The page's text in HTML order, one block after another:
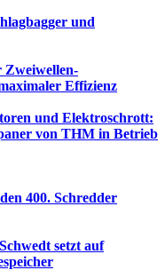
und
Zweiwellen-
Effizienz
und Elektroschrott:
von THM in Betrieb
400. Schredder
setzt auf